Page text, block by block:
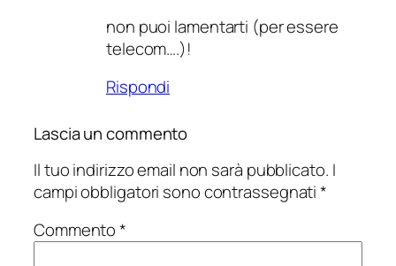
non puoi lamentarti (per essere
telecom….)!
Rispondi
Lascia un commento
Il tuo indirizzo email non sarà pubblicato. I
campi obbligatori sono contrassegnati*
Commento*